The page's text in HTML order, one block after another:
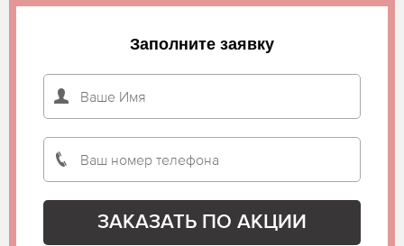
Заполните заявку